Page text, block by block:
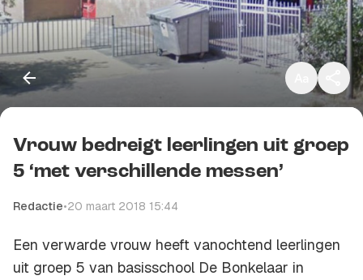
Klein
Standaard
Groot
Kopieer link
Vrouw bedreigt leerlingen uit groep
5 ‘met verschillende messen’
Redactie•20 maart 2018 15:44
Een verwarde vrouw heeft vanochtend leerlingen
uit groep 5 van basisschool De Bonkelaar in